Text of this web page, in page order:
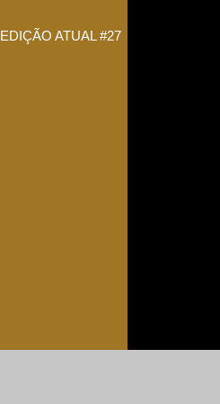
EDIÇÃO ATUAL #27